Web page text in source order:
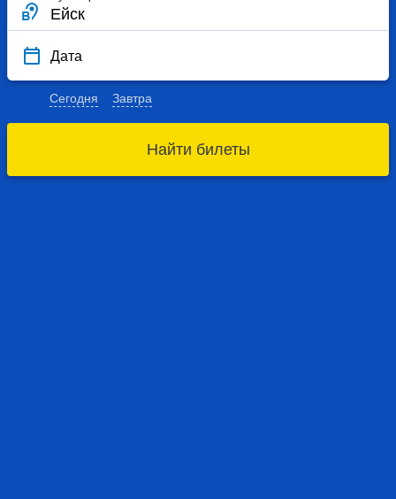
Дата
Сегодня Завтра
Найти билеты